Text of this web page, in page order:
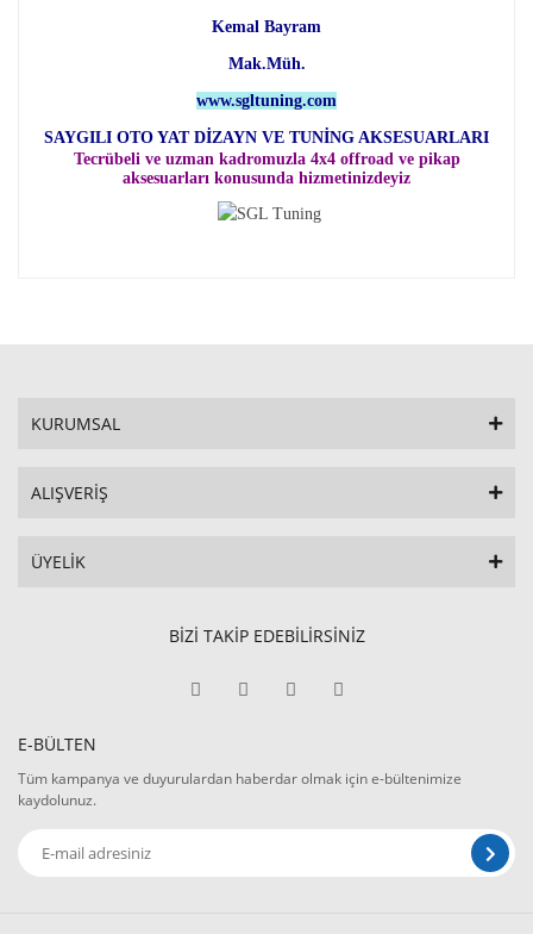
Kemal Bayram
Mak.Müh.
www.sgltuning.com
SAYGILI OTO YAT DİZAYN VE TUNİNG AKSESUARLARI
Tecrübeli ve uzman kadromuzla 4x4 offroad ve pikap
aksesuarları konusunda hizmetinizdeyiz
KURUMSAL
ALIŞVERİŞ
ÜYELİK
BİZİ TAKİP EDEBİLİRSİNİZ
E-BÜLTEN
Tüm kampanya ve duyurulardan haberdar olmak için e-bültenimize
kaydolunuz.